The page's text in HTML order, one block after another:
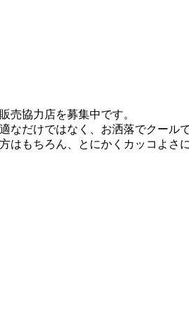
売協力店を募集中です。
なだけではなく、お洒落でクール
はもちろん、とにかくカッコよさ